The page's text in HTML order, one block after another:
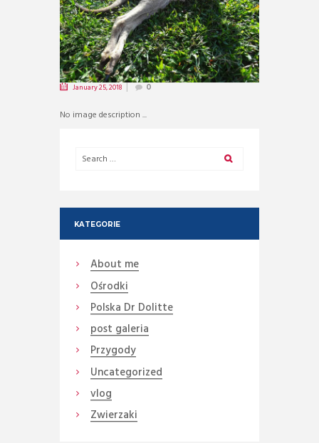
January 25, 2018 0
No image description ...
KATEGORIE
About me
Ośrodki
Polska Dr Dolitte
post galeria
Przygody
Uncategorized
vlog
Zwierzaki